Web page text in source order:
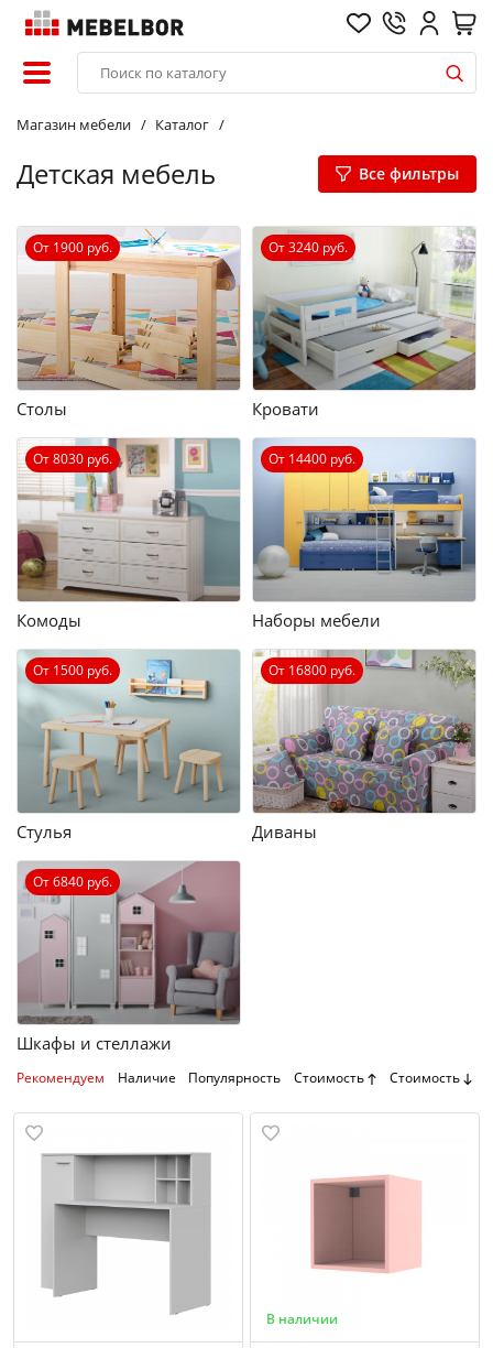
Магазин мебели Каталог
Детская мебель Все фильтры
От 1900 руб.
Столы
От 3240 руб.
Кровати
От 8030 руб.
Комоды
От 14400 руб.
Наборы мебели
От 1500 руб.
Стулья
От 16800 руб.
Диваны
От 6840 руб.
Шкафы и стеллажи
Рекомендуем Наличие Популярность Стоимость Стоимость
В наличии